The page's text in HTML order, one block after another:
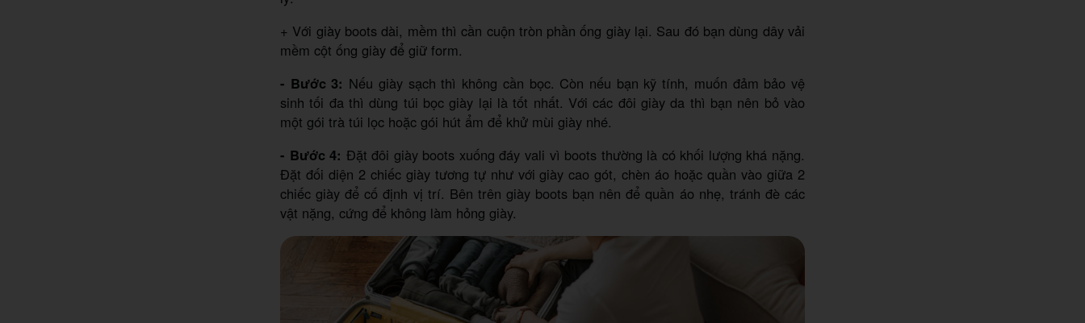
+ Với giày boots dài, mềm thì cần cuộn tròn phần ống giày lại. Sau đó bạn dùng dây vải
mềm cột ống giày để giữ form.
- Bước 3: Nếu giày sạch thì không cần bọc. Còn nếu bạn kỹ tính, muốn đảm bảo vệ
sinh tối đa thì dùng túi bọc giày lại là tốt nhất. Với các đôi giày da thì bạn nên bỏ vào
một gói trà túi lọc hoặc gói hút ẩm để khử mùi giày nhé.
- Bước 4: Đặt đôi giày boots xuống đáy vali vì boots thường là có khối lượng khá nặng.
Đặt đối diện 2 chiếc giày tương tự như với giày cao gót, chèn áo hoặc quần vào giữa 2
chiếc giày để cố định vị trí. Bên trên giày boots bạn nên để quần áo nhẹ, tránh đè các
vật nặng, cứng để không làm hỏng giày.